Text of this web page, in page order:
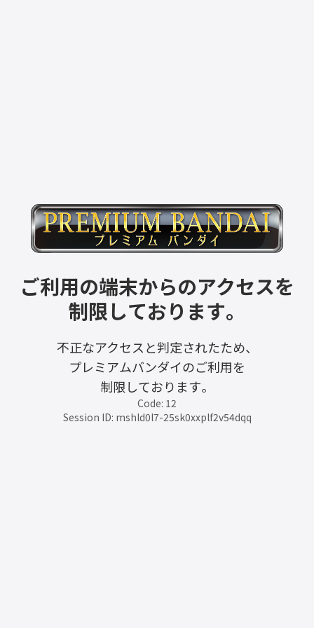
ご利用の端末からのアクセスを
制限しております。
不正なアクセスと判定されたため、
プレミアムバンダイのご利用を
制限しております。
Code: 12
Session ID: mshld0l7-25sk0xxplf2v54dqq